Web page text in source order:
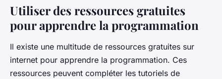
Utiliser des ressources gratuites
pour apprendre la programmation
Il existe une multitude de ressources gratuites sur
internet pour apprendre la programmation. Ces
ressources peuvent compléter les tutoriels de